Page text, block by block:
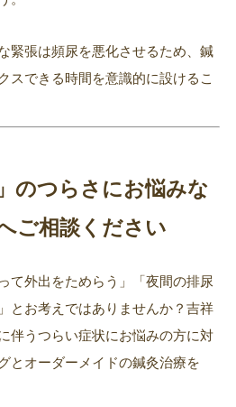
緊張は頻尿を悪化させるため、鍼
スできる時間を意識的に設けるこ
のつらさにお悩みな
ご相談ください
て外出をためらう」「夜間の排尿
とお考えではありませんか？吉祥
伴うつらい症状にお悩みの方に対
とオーダーメイドの鍼灸治療を